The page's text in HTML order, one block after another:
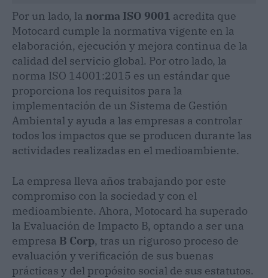
Por un lado, la norma ISO 9001 acredita que
Motocard cumple la normativa vigente en la
elaboración, ejecución y mejora continua de la
calidad del servicio global. Por otro lado, la
norma ISO 14001:2015 es un estándar que
proporciona los requisitos para la
implementación de un Sistema de Gestión
Ambiental y ayuda a las empresas a controlar
todos los impactos que se producen durante las
actividades realizadas en el medioambiente.
La empresa lleva años trabajando por este
compromiso con la sociedad y con el
medioambiente. Ahora, Motocard ha superado
la Evaluación de Impacto B, optando a ser una
empresa B Corp, tras un riguroso proceso de
evaluación y verificación de sus buenas
prácticas y del propósito social de sus estatutos.